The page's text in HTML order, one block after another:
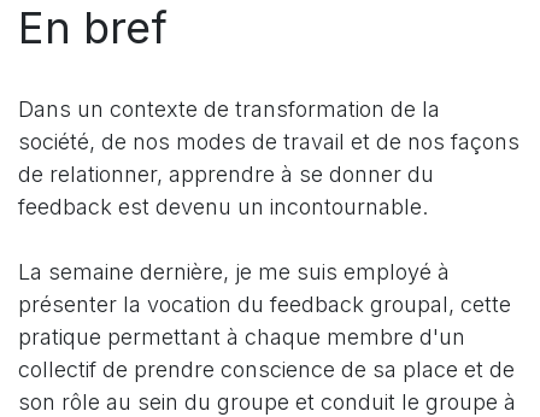
En bref
Dans un contexte de transformation de la
société, de nos modes de travail et de nos façons
de relationner, apprendre à se donner du
feedback est devenu un incontournable.
La semaine dernière, je me suis employé à
présenter la vocation du feedback groupal, cette
pratique permettant à chaque membre d'un
collectif de prendre conscience de sa place et de
son rôle au sein du groupe et conduit le groupe à